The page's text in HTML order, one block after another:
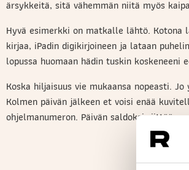
ärsykkeitä, sitä vähemmän niitä myös
Hyvä esimerkki on matkalle lähtö. Kotona
kirjaa, iPadin digikirjoineen ja lataan
lopussa huomaan hädin tuskin koskeneeni
Koska hiljaisuus vie mukaansa nopeasti.
Kolmen päivän jälkeen et voisi enää
ohjelmanumeron. Päivän saldoksi riittää